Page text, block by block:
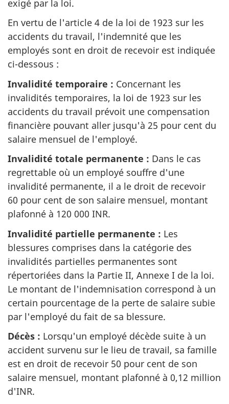
exigé par la loi.
En vertu de l'article 4 de la loi de 1923 sur les
accidents du travail, l'indemnité que les
employés sont en droit de recevoir est indiquée
ci-dessous :
Invalidité temporaire : Concernant les
invalidités temporaires, la loi de 1923 sur les
accidents du travail prévoit une compensation
financière pouvant aller jusqu'à 25 pour cent du
salaire mensuel de l'employé.
Invalidité totale permanente : Dans le cas
regrettable où un employé souffre d'une
invalidité permanente, il a le droit de recevoir
60 pour cent de son salaire mensuel, montant
plafonné à 120 000 INR.
Invalidité partielle permanente : Les
blessures comprises dans la catégorie des
invalidités partielles permanentes sont
répertoriées dans la Partie II, Annexe I de la loi.
Le montant de l'indemnisation correspond à un
certain pourcentage de la perte de salaire subie
par l'employé du fait de sa blessure.
Décès : Lorsqu'un employé décède suite à un
accident survenu sur le lieu de travail, sa famille
est en droit de recevoir 50 pour cent de son
salaire mensuel, montant plafonné à 0,12 million
d'INR.